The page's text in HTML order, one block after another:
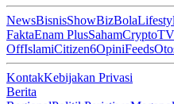
NewsBisnisShowBizBola
FaktaEnam PlusSahamCryptoTV
OffIslamiCitizen6OpiniFeeds
KontakKebijakan Privasi
Berita